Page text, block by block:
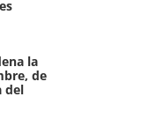
la
de
del